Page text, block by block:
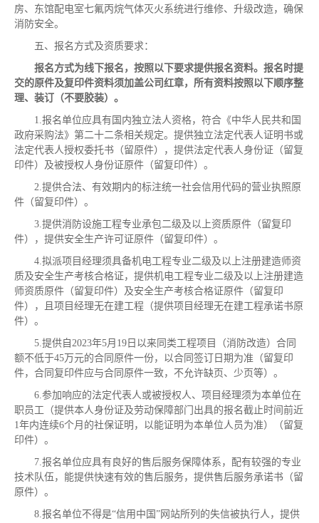
房、东馆配电室七氟丙烷气体灭火系统进行维修、升级改造，确保
消防安全。
五、报名方式及资质要求：
报名方式为线下报名，按照以下要求提供报名资料。报名时提
交的原件及复印件资料须加盖公司红章，所有资料按照以下顺序整
理、装订（不要胶装）。
1.报名单位应具有国内独立法人资格，符合《中华人民共和国
政府采购法》第二十二条相关规定。提供独立法定代表人证明书或
法定代表人授权委托书（留原件），提供法定代表人身份证（留复
印件）及被授权人身份证原件（留复印件）。
2.提供合法、有效期内的标注统一社会信用代码的营业执照原
件（留复印件）。
3.提供消防设施工程专业承包二级及以上资质原件（留复印
件），提供安全生产许可证原件（留复印件）。
4.拟派项目经理须具备机电工程专业二级及以上注册建造师资
质及安全生产考核合格证，提供机电工程专业二级及以上注册建造
师资质原件（留复印件）及安全生产考核合格证原件（留复印
件），且项目经理无在建工程（提供项目经理无在建工程承诺书原
件）。
5.提供自2023年5月19日以来同类工程项目（消防改造）合同
额不低于45万元的合同原件一份，以合同签订日期为准（留复印
件，合同复印件应与合同原件一致，不允许缺页、少页等）。
6.参加响应的法定代表人或被授权人、项目经理须为本单位在
职员工（提供本人身份证及劳动保障部门出具的报名截止时间前近
1年内连续6个月的社保证明，以能证明为本单位人员为准）（留复
印件）。
7.报名单位应具有良好的售后服务保障体系，配有较强的专业
技术队伍，能提供快速有效的售后服务，提供售后服务承诺书（留
原件）。
8.报名单位不得是“信用中国”网站所列的失信被执行人，提供